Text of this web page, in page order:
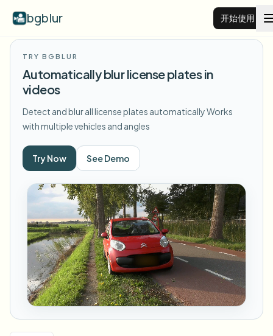
bgblur 开始使用
示例
浏览完整示例库
模糊人脸
模糊车牌
模糊背景
模糊任何内容
功能
View all features
Browse every blur tool in one place
模糊车牌
模糊人脸
企业
学校与教育
校园摄像头、讲座和地区批量隐私
媒体与娱乐
试映、发布和合规
资源
常见问题
博客
Choose language
TRY BGBLUR
Automatically blur license plates in
videos
Detect and blur all license plates automaticallyWorks
with multiple vehicles and angles
Try Now See Demo